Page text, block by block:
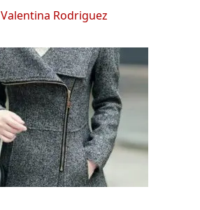
Valentina Rodriguez